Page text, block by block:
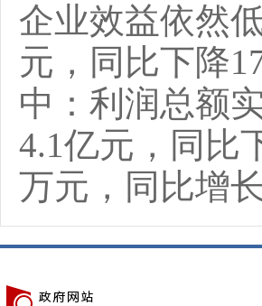
企业效益依然
元，同比下降
中：利润总额
4.1亿元，同比
万元，同比增